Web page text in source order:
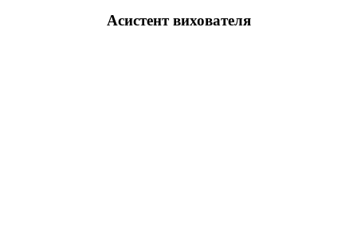
Асистент вихователя